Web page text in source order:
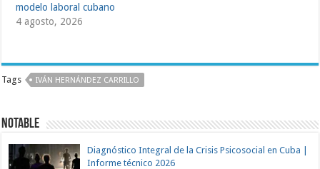
modelo laboral cubano
4 agosto, 2026
Tags IVÁN HERNÁNDEZ CARRILLO
Notable
Diagnóstico Integral de la Crisis Psicosocial en Cuba |
Informe técnico 2026